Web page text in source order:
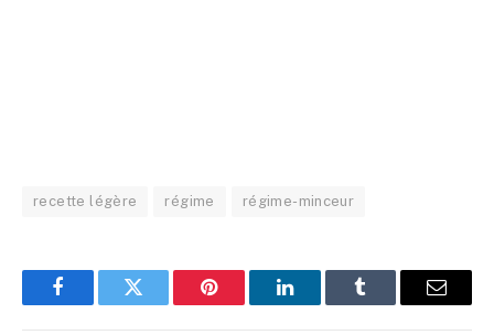
recette légère régime régime-minceur
FacebookTwitter Pinterest LinkedInTumblr Email